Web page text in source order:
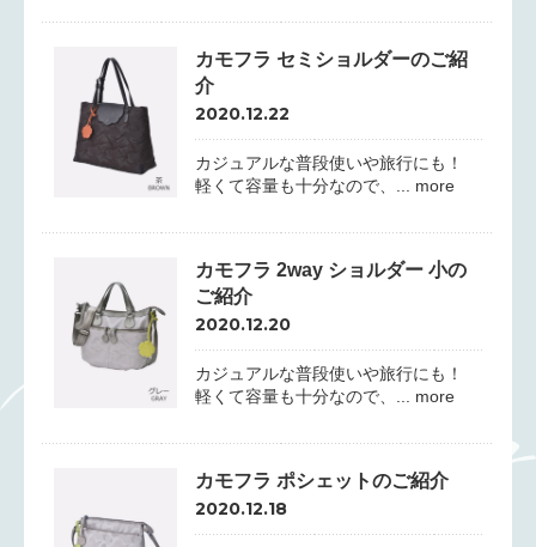
カモフラ セミショルダーのご紹
介
2020.12.22
カジュアルな普段使いや旅行にも！
軽くて容量も十分なので、... more
カモフラ 2way ショルダー 小の
ご紹介
2020.12.20
カジュアルな普段使いや旅行にも！
軽くて容量も十分なので、... more
カモフラ ポシェットのご紹介
2020.12.18